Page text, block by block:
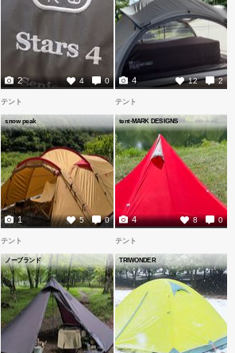
4 0
2 12 2
4
テント
snow peak
5 0
1
テント
tent-MARK DESIGNS
8 0
4
テント
ノーブランド
テント
TRIWONDER